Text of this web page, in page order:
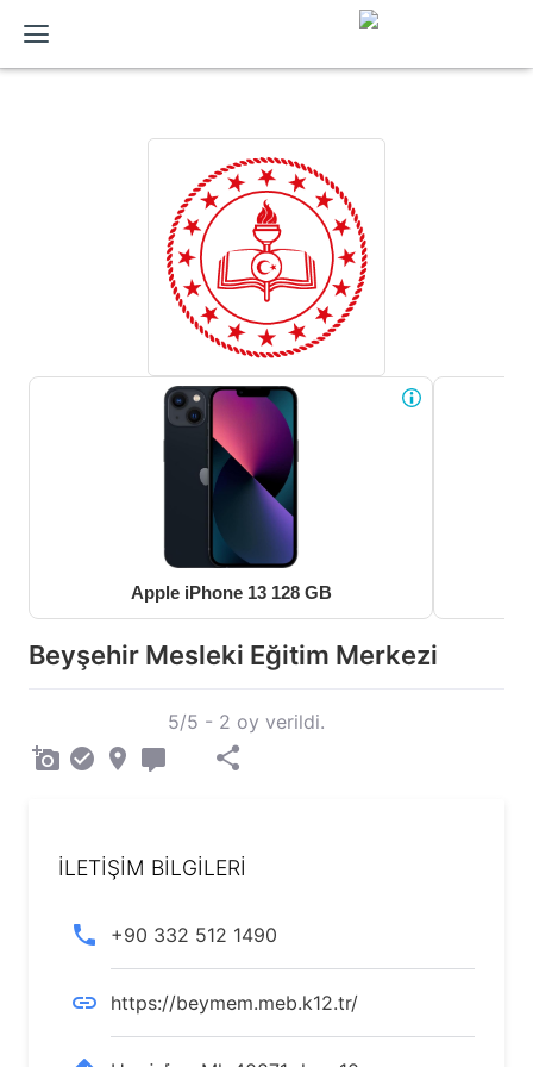
Apple iPhone 13 128 GB
Beyşehir Mesleki Eğitim Merkezi
5/5 - 2 oy verildi.
İLETİŞİM BİLGİLERİ
+90 332 512 1490
https://beymem.meb.k12.tr/